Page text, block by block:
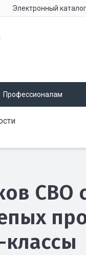
Электронный каталог
Профессионалам
СВО
классы